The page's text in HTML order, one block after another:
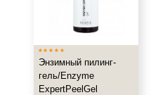
Энзимный пилинг-
гель/Enzyme
ExpertPeelGel